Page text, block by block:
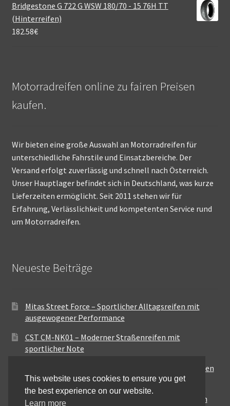
Bridgestone G 722 G WSW 180/70 - 15 76H TT
(Hinterreifen)
182.58€
Motorradreifen online zu fairen Preisen
kaufen.
Wir bieten eine große Auswahl an Motorradreifen für
unterschiedliche Fahrstile und Einsatzbereiche. Der
Versand erfolgt zuverlässig und schnell nach Österreich.
Unser Hauptlager befindet sich in Deutschland, was kurze
Lieferzeiten ermöglicht. Seit 2011 stehen wir für
Erfahrung, Verlässlichkeit und kompetenten Service rund
um Motorradreifen.
Neueste Beiträge
Mitas Street Force – Sportlicher Alltagsreifen mit
ausgewogener Performance
CST CM-NK01 – Moderner Straßenreifen mit
sportlicher Note
Maxxis MA-ST3 – Ausgewogener Sport-Touring-Reifen
für vielseitige Einsätze
Pirelli City Demon – Zuverlässigkeit für den urbanen
This website uses cookies to ensure you get
the best experience on our website.
Learn more